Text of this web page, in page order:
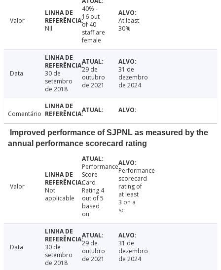
Valor
Nil
40% -
16 out
of 40
staff are
female
At least
30%
Data
30 de
setembro
de 2018
29 de
outubro
de 2021
31 de
dezembro
de 2024
Comentário
Improved performance of SJPNL as measured by the
annual performance scorecard rating
Valor
Not
applicable
Performance
Score
Card
Rating 4
out of 5
based
on
Performance
scorecard
rating of
at least
3 on a
sc
Data
30 de
setembro
de 2018
29 de
outubro
de 2021
31 de
dezembro
de 2024